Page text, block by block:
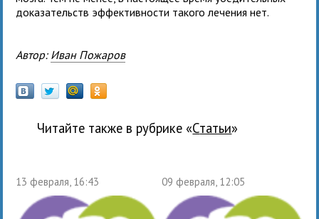
доказательств эффективности такого лечения нет.
Автор: Иван Пожаров
Читайте также в рубрике « Статьи»
13 февраля, 16:43 09 февраля, 12:05